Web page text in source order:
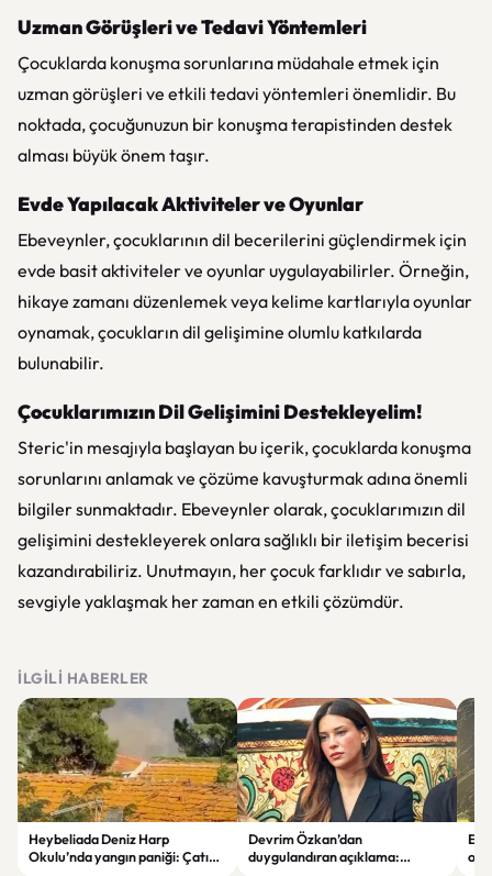
Uzman Görüşleri ve Tedavi Yöntemleri
Çocuklarda konuşma sorunlarına müdahale etmek için
uzman görüşleri ve etkili tedavi yöntemleri önemlidir. Bu
noktada, çocuğunuzun bir konuşma terapistinden destek
alması büyük önem taşır.
Evde Yapılacak Aktiviteler ve Oyunlar
Ebeveynler, çocuklarının dil becerilerini güçlendirmek için
evde basit aktiviteler ve oyunlar uygulayabilirler. Örneğin,
hikaye zamanı düzenlemek veya kelime kartlarıyla oyunlar
oynamak, çocukların dil gelişimine olumlu katkılarda
bulunabilir.
Çocuklarımızın Dil Gelişimini Destekleyelim!
Steric'in mesajıyla başlayan bu içerik, çocuklarda konuşma
sorunlarını anlamak ve çözüme kavuşturmak adına önemli
bilgiler sunmaktadır. Ebeveynler olarak, çocuklarımızın dil
gelişimini destekleyerek onlara sağlıklı bir iletişim becerisi
kazandırabiliriz. Unutmayın, her çocuk farklıdır ve sabırla,
sevgiyle yaklaşmak her zaman en etkili çözümdür.
İLGILI HABERLER
Heybeliada Deniz Harp
Okulu’nda yangın paniği: Çatıda
Devrim Özkan’dan
duygulandıran açıklama: